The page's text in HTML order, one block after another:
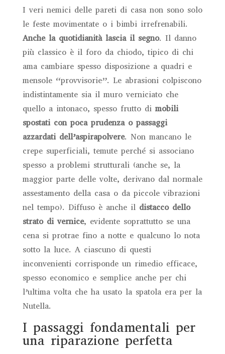
I veri nemici delle pareti di casa non sono solo
le feste movimentate o i bimbi irrefrenabili.
Anche la quotidianità lascia il segno. Il danno
più classico è il foro da chiodo, tipico di chi
ama cambiare spesso disposizione a quadri e
mensole “provvisorie”. Le abrasioni colpiscono
indistintamente sia il muro verniciato che
quello a intonaco, spesso frutto di mobili
spostati con poca prudenza o passaggi
azzardati dell’aspirapolvere. Non mancano le
crepe superficiali, temute perché si associano
spesso a problemi strutturali (anche se, la
maggior parte delle volte, derivano dal normale
assestamento della casa o da piccole vibrazioni
nel tempo). Diffuso è anche il distacco dello
strato di vernice, evidente soprattutto se una
cena si protrae fino a notte e qualcuno lo nota
sotto la luce. A ciascuno di questi
inconvenienti corrisponde un rimedio efficace,
spesso economico e semplice anche per chi
l’ultima volta che ha usato la spatola era per la
Nutella.
I passaggi fondamentali per
una riparazione perfetta